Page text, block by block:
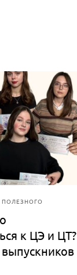
к ЦЭ и ЦТ?